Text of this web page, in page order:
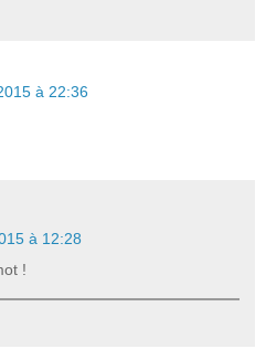
à 22:36
à 12:28
!